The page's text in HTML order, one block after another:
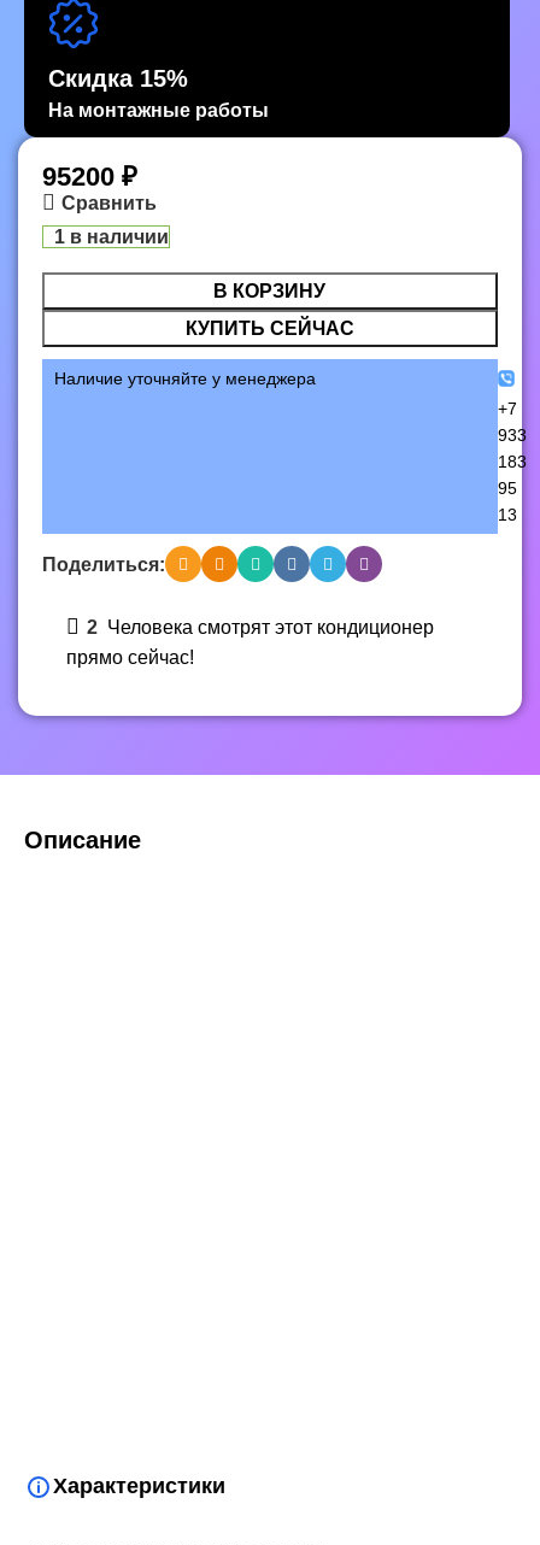
Скидка 15%
На монтажные работы
95200 ₽
Сравнить
1 в наличии
В КОРЗИНУ
КУПИТЬ СЕЙЧАС
Наличие уточняйте у менеджера
+7
933
183
95
13
Поделиться:
2 Человека смотрят этот кондиционер
прямо сейчас!
Описание
Характеристики